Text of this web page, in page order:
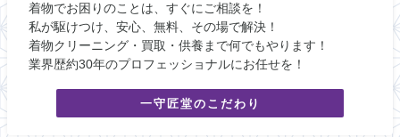
着物でお困りのことは、すぐにご相談を！
私が駆けつけ、安心、無料、その場で解決！
着物クリーニング・買取・供養まで何でもやります！
業界歴約30年のプロフェッショナルにお任せを！
一守匠堂のこだわり